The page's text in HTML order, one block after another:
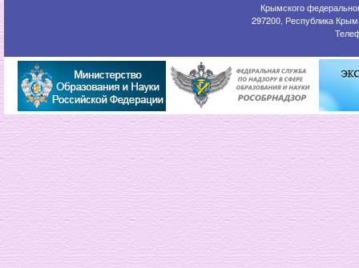
Крымского
297200, Республика